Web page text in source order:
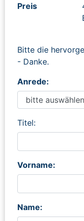
Preis
Bitte die
- Danke.
Anrede:
Titel:
Vorname:
Name: